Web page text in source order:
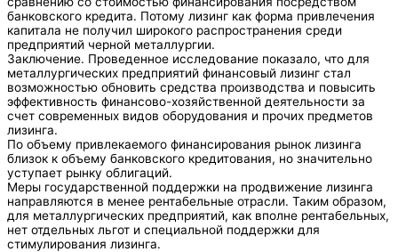
банковского кредита. Потому лизинг как форма привлечения
капитала не получил широкого распространения среди
предприятий черной металлургии.
Заключение. Проведенное исследование показало, что для
металлургических предприятий финансовый лизинг стал
возможностью обновить средства производства и повысить
эффективность финансово-хозяйственной деятельности за
счет современных видов оборудования и прочих предметов
лизинга.
По объему привлекаемого финансирования рынок лизинга
близок к объему банковского кредитования, но значительно
уступает рынку облигаций.
Меры государственной поддержки на продвижение лизинга
направляются в менее рентабельные отрасли. Таким образом,
для металлургических предприятий, как вполне рентабельных,
нет отдельных льгот и специальной поддержки для
стимулирования лизинга.